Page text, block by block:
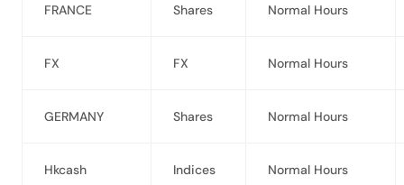
FRANCE Shares Normal Hours
FX FX Normal Hours
GERMANY Shares Normal Hours
Hkcash Indices Normal Hours